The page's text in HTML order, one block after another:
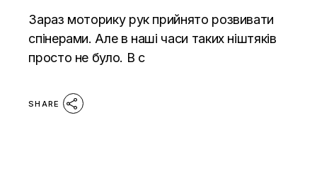
Зараз моторику рук прийнято розвивати
спінерами. Але в наші часи таких ніштяків
просто не було. В с
SHARE